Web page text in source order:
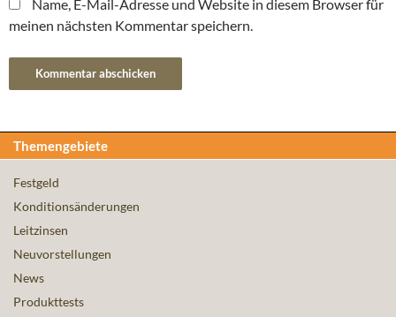
Name, E-Mail-Adresse und Website in diesem Browser für
meinen nächsten Kommentar speichern.
Themengebiete
Festgeld
Konditionsänderungen
Leitzinsen
Neuvorstellungen
News
Produkttests